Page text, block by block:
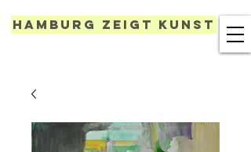
Hamburg zeigt Kunst